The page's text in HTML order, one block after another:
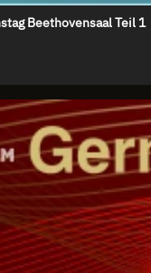
Beethovensaal Teil 1